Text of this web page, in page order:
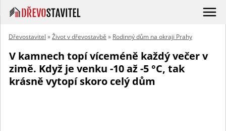
Dřevostavitel »Život v dřevostavbě » Rodinný dům na okraji Prahy
V kamnech topí víceméně každý večer v
zimě. Když je venku -10 až -5 °C, tak
krásně vytopí skoro celý dům